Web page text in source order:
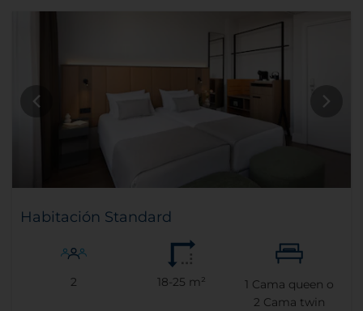
Habitación Standard
2 18-25 m² 1 Cama queen o
2 Cama twin